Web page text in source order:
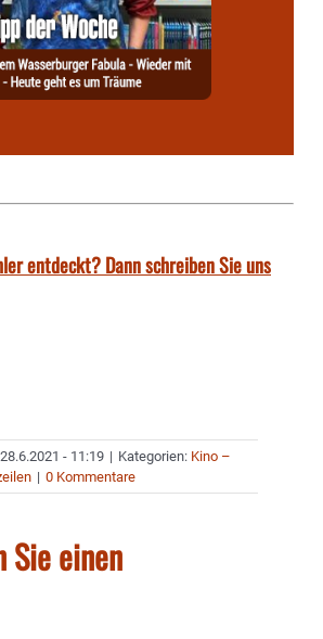
entdeckt? Dann schreiben Sie uns
- 11:19 | Kategorien: Kino –
| 0 Kommentare
Sie einen